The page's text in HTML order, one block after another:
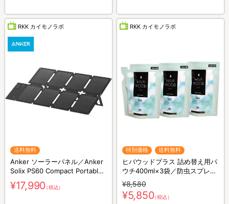
RKK カイモノラボ
送料無料
Anker ソーラーパネル／Anker
Solix PS60 Compact Portable
Solar Panel／60W／防災グッズ
／災害対策
¥17,990（税込）
RKK カイモノラボ
特別価格 送料無料
ヒバウッドプラス 詰め替え用パ
ウチ400ml×3袋／防虫スプレー
／防虫剤／害虫忌避剤
¥8,580
¥5,850（税込）